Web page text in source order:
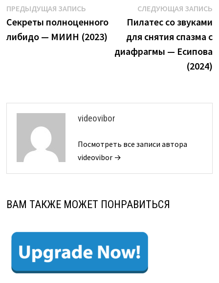
Навигация
по
записям
ПРЕДЫДУЩАЯ ЗАПИСЬПредыдущая
запись:
Секреты полноценного
либидо — МИИН (2023)
СЛЕДУЮЩАЯ ЗАПИСЬ
Пилатес со звуками
для снятия спазма с
диафрагмы — Есипова
(2024)
videovibor
Посмотреть все записи автора
videovibor →
ВАМ ТАКЖЕ МОЖЕТ ПОНРАВИТЬСЯ